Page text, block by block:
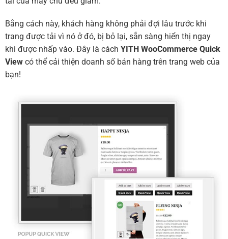
Bằng cách này, khách hàng không phải đợi lâu trước khi
trang được tải vì nó ở đó, bị bỏ lại, sẵn sàng hiển thị ngay
khi được nhấp vào. Đây là cách YITH WooCommerce Quick
View có thể cải thiện doanh số bán hàng trên trang web của
bạn!